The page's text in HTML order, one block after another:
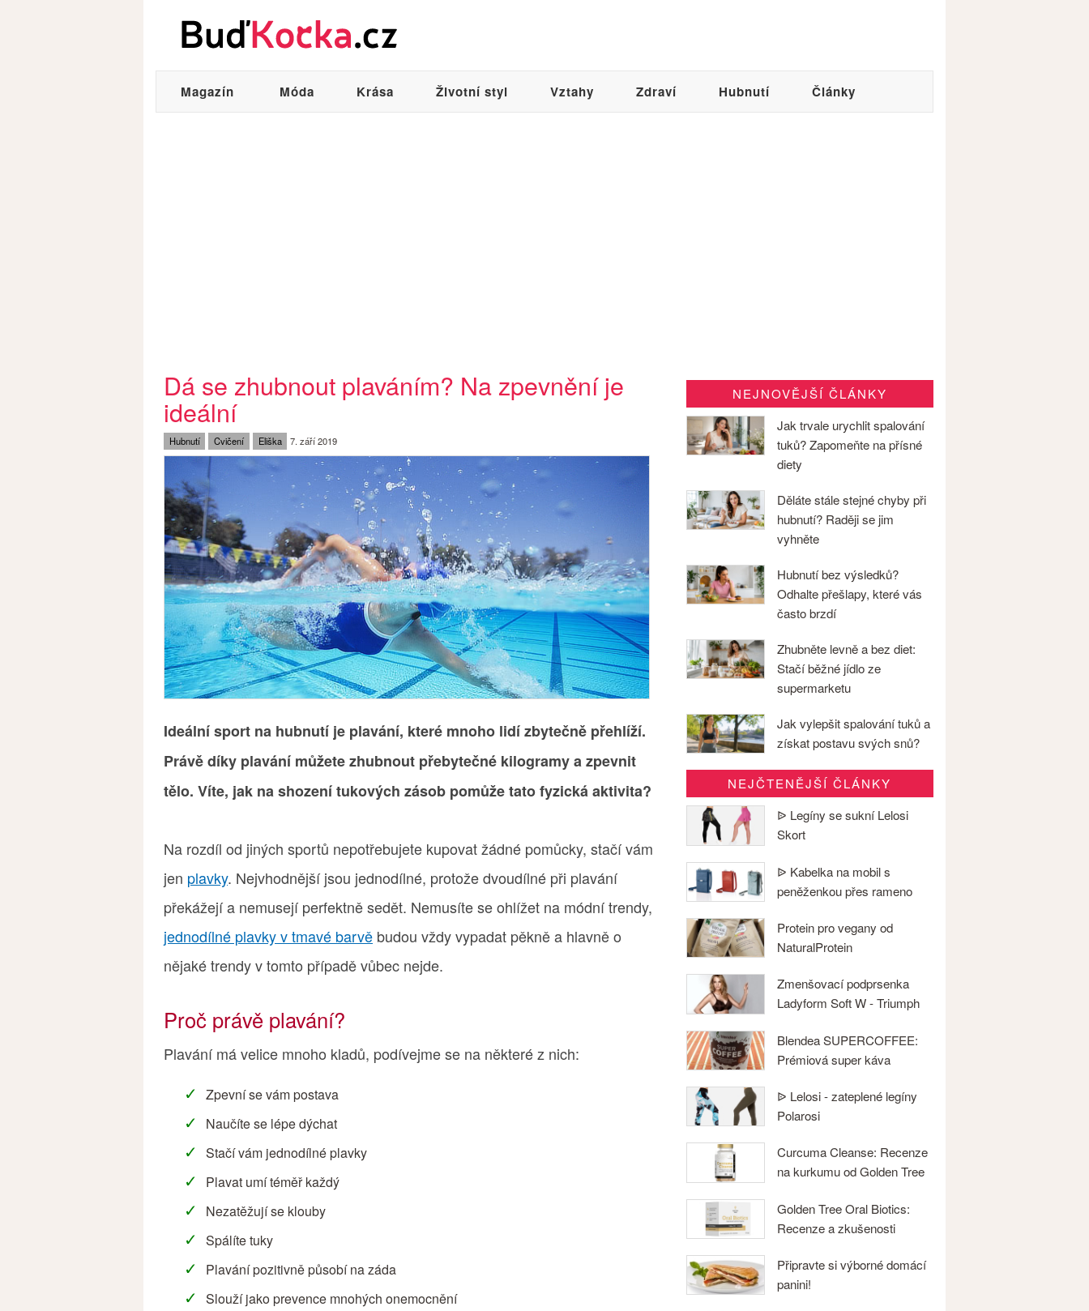
Magazín Móda Krása Životní styl Vztahy Zdraví Hubnutí Články
Dá se zhubnout plaváním? Na zpevnění je
ideální
Hubnutí Cvičení Eliška 7. září 2019
Ideální sport na hubnutí je plavání, které mnoho lidí zbytečně přehlíží.
Právě díky plavání můžete zhubnout přebytečné kilogramy a zpevnit
tělo. Víte, jak na shození tukových zásob pomůže tato fyzická aktivita?
Na rozdíl od jiných sportů nepotřebujete kupovat žádné pomůcky, stačí vám
jen plavky. Nejvhodnější jsou jednodílné, protože dvoudílné při plavání
překážejí a nemusejí perfektně sedět. Nemusíte se ohlížet na módní trendy,
jednodílné plavky v tmavé barvě budou vždy vypadat pěkně a hlavně o
nějaké trendy v tomto případě vůbec nejde.
Proč právě plavání?
Plavání má velice mnoho kladů, podívejme se na některé z nich:
Zpevní se vám postava
Naučíte se lépe dýchat
Stačí vám jednodílné plavky
Plavat umí téměř každý
Nezatěžují se klouby
Spálíte tuky
Plavání pozitivně působí na záda
Slouží jako prevence mnohých onemocnění
NEJNOVĚJŠÍ ČLÁNKY
Jak trvale urychlit spalování
tuků? Zapomeňte na přísné
diety
Děláte stále stejné chyby při
hubnutí? Raději se jim
vyhněte
Hubnutí bez výsledků?
Odhalte přešlapy, které vás
často brzdí
Zhubněte levně a bez diet:
Stačí běžné jídlo ze
supermarketu
Jak vylepšit spalování tuků a
získat postavu svých snů?
NEJČTENĚJŠÍ ČLÁNKY
ᐉ Legíny se sukní Lelosi
Skort
ᐉ Kabelka na mobil s
peněženkou přes rameno
Protein pro vegany od
NaturalProtein
Zmenšovací podprsenka
Ladyform Soft W - Triumph
Blendea SUPERCOFFEE:
Prémiová super káva
ᐉ Lelosi - zateplené legíny
Polarosi
Curcuma Cleanse: Recenze
na kurkumu od Golden Tree
Golden Tree Oral Biotics:
Recenze a zkušenosti
Připravte si výborné domácí
panini!